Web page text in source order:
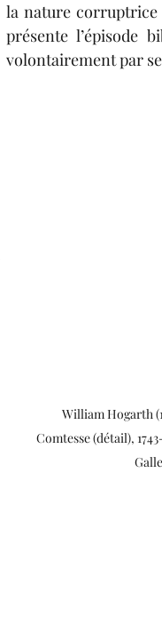
la nature corruptrice
présente l’épisode
volontairement par
William Hogarth
Comtesse (détail),